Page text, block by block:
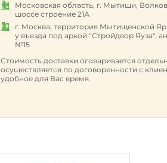
Московская область, г. Мытищи,
шоссе строение 21А
г. Москва, территория Мытищенской
у въезда под аркой "Стройдвор Яуза",
№15
Стоимость доставки оговаривается
осуществляется по договоренности с
удобное для Вас время.